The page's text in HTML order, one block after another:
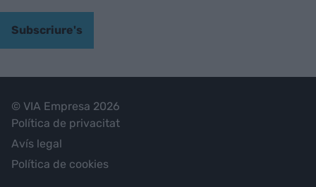
Subscriure's
© VIA Empresa 2026
Política de privacitat
Avís legal
Política de cookies